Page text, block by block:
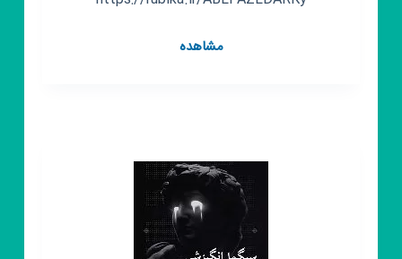
مشاهدهکانال
موبایل
COD.
Mobile
☆